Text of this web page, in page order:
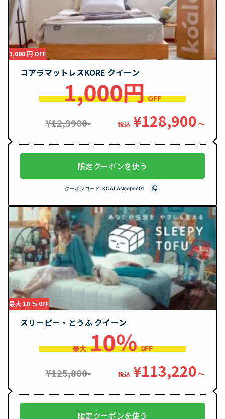
1,000 円 OFF
コアラマットレスKORE クイーン
1,000円 OFF
¥12,9900- 税込 ¥128,900〜
限定クーポンを使う
クーポンコード: KOALAsleepee01
最大 10 ％ 0FF
スリーピー・とうふ クイーン
最大 10％ 0FF
¥125,800- 税込 ¥113,220〜
限定クーポンを使う